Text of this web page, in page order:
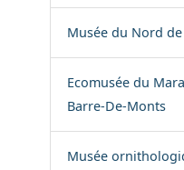
Musée du Nord
Ecomusée du
Barre-De-Monts
Musée